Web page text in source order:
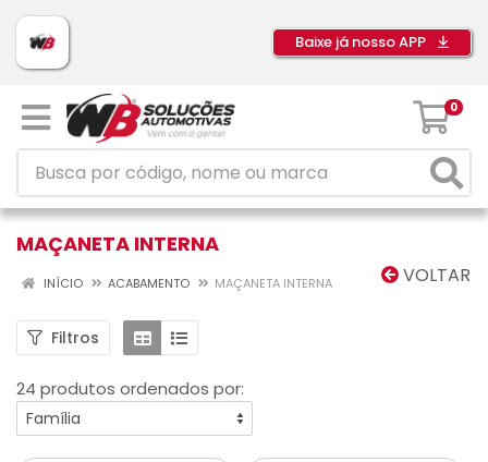
Baixe já nosso APP
0
MAÇANETA INTERNA
VOLTAR
INÍCIO ACABAMENTO MAÇANETA INTERNA
Filtros
24 produtos ordenados por: